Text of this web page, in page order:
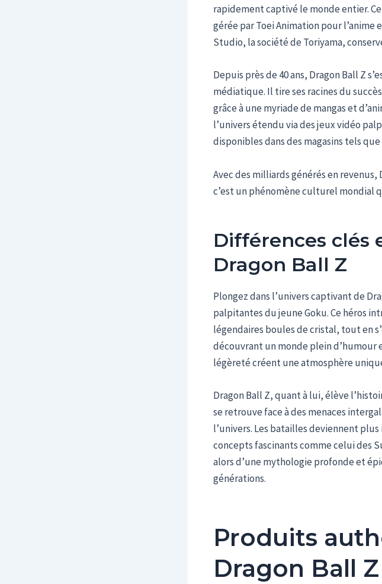
rapidement captivé le monde entier.
gérée par Toei Animation pour
Studio, la société de Toriyama,
Depuis près de 40 ans, Dragon Ball Z
médiatique. Il tire ses racines du
grâce à une myriade de mangas et
l’univers étendu via des jeux vidéo
disponibles dans des magasins tels
Avec des milliards générés en revenus,
c’est un phénomène culturel mondial
Différences clés
Dragon Ball Z
Plongez dans l’univers captivant de
palpitantes du jeune Goku. Ce héros
légendaires boules de cristal, tout en
découvrant un monde plein d’humour
légèreté créent une atmosphère
Dragon Ball Z, quant à lui, élève
se retrouve face à des menaces
l’univers. Les batailles deviennent
concepts fascinants comme celui des
alors d’une mythologie profonde et
générations.
Produits
Dragon Ball